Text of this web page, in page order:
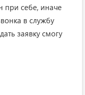
при себе, иначе
в службу
заявку смогу